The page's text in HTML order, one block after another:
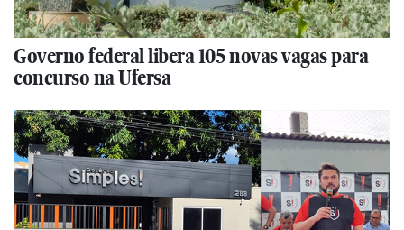
Governo federal libera 105 novas vagas para
concurso na Ufersa